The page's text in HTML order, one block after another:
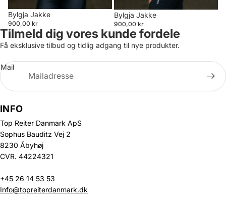
Bylgja Jakke
900,00 kr
Bylgja Jakke
900,00 kr
Tilmeld dig vores kunde fordele
Få eksklusive tilbud og tidlig adgang til nye produkter.
Mail
INFO
Top Reiter Danmark ApS
Sophus Bauditz Vej 2
8230 Åbyhøj
CVR. 44224321
+45 26 14 53 53
Info@topreiterdanmark.dk